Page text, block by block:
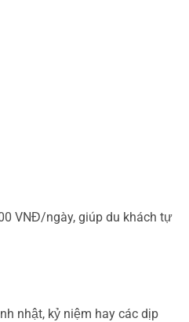
VNĐ/ngày, giúp du khách tự
nhật, kỷ niệm hay các dịp